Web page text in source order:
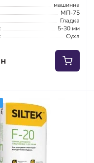
машинна
МП-75
Гладка
5-30 мм
Суха